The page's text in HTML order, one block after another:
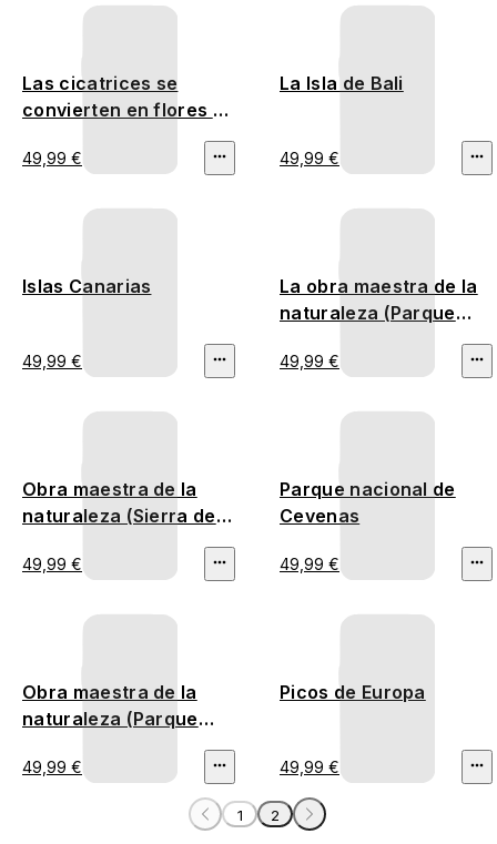
Las cicatrices se
convierten en flores -
Tailandia
49,99 €
La Isla de Bali
49,99 €
Islas Canarias
49,99 €
La obra maestra de la
naturaleza (Parque
Nacional de Yosemite)
49,99 €
Obra maestra de la
naturaleza (Sierra de
49,99 €
Parque nacional de
Cevenas
49,99 €
Obra maestra de la
naturaleza (Parque
49,99 €
Picos de Europa
49,99 €
1 2